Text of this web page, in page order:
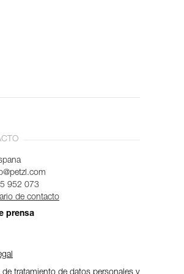
952 073
de contacto
prensa